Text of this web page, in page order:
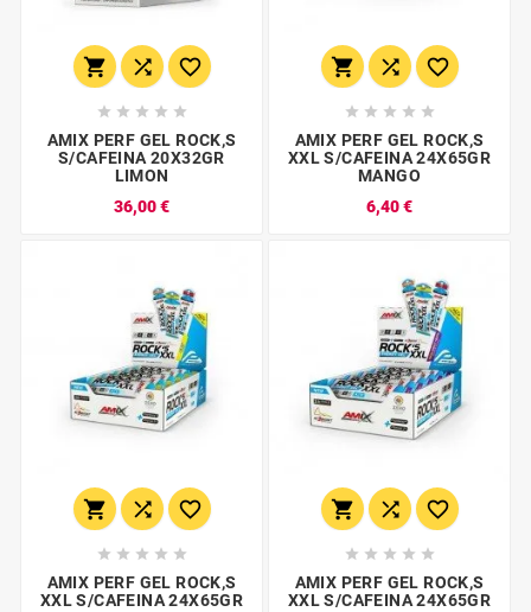
  
    
AMIX PERF GEL ROCK,S
S/CAFEINA 20X32GR
LIMON
36,00 €
  
    
AMIX PERF GEL ROCK,S
XXL S/CAFEINA 24X65GR
MANGO
6,40 €
  
    
AMIX PERF GEL ROCK,S
XXL S/CAFEINA 24X65GR
  
    
AMIX PERF GEL ROCK,S
XXL S/CAFEINA 24X65GR